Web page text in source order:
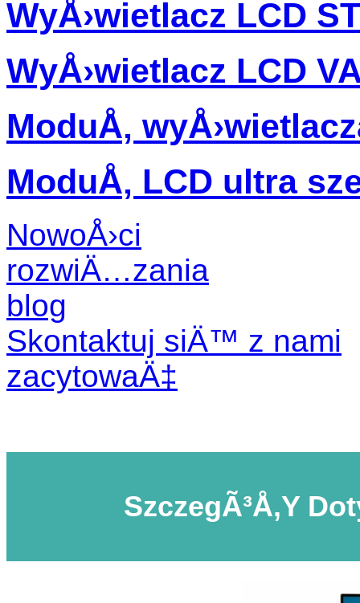
WyÅ›wietlacz LCD
WyÅ›wietlacz LCD
ModuÅ‚
ModuÅ‚ LCD ultra
NowoÅ›ci
rozwiÄ…zania
blog
Skontaktuj siÄ™ z nami
zacytowaÄ‡
SzczegÃ³Å‚y